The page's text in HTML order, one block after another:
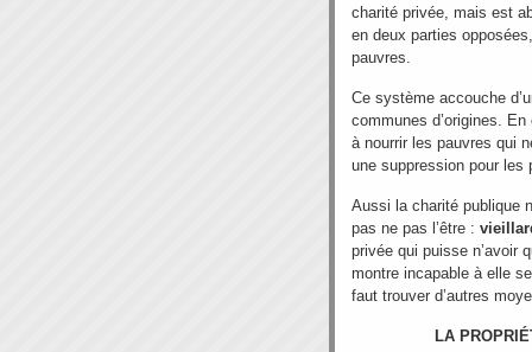
charité privée, mais est
en deux parties
pauvres.
Ce système accouche
communes d’origines.
à nourrir les pauvres qui
une suppression pour les
Aussi la charité publique
pas ne pas l’être :
privée qui puisse n’avoir
montre incapable à elle
faut trouver d’autres
LA